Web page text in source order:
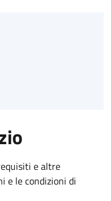
e altre
e le condizioni di